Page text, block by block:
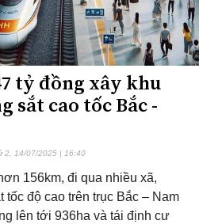
tỷ đồng xây khu
sắt cao tốc Bắc -
2, 14/07/2025 | 16:40
156km, đi qua nhiều xã,
độ cao trên trục Bắc – Nam
lên tới 936ha và tái định cư